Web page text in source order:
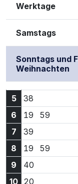
Werktage
Samstags
Sonntags und
Weihnachten
5 38
6
19 6:19 Uhr
59
7
39
8
19 8:19 Uhr
59
9
40
10 20